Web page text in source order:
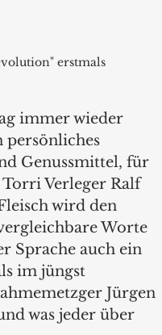
erstmals
immer wieder
persönliches
Genussmittel, für
Verleger Ralf
wird den
Worte
Sprache auch ein
im jüngst
Jürgen
was jeder über